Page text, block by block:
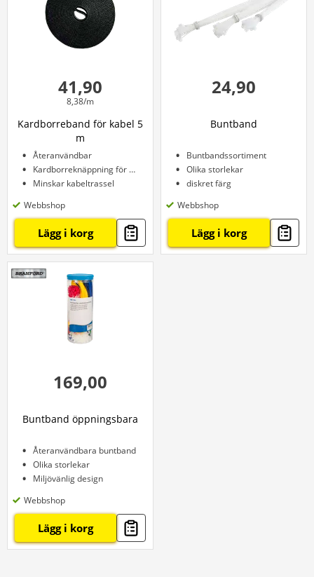
41,90
8,38/m
Kardborreband för kabel 5
m
Återanvändbar
Kardborreknäppning för enkel justering
Minskar kabeltrassel
Webbshop
Lägg i korg
24,90
Buntband
Buntbandssortiment
Olika storlekar
diskret färg
Webbshop
Lägg i korg
169,00
Buntband öppningsbara
Återanvändbara buntband
Olika storlekar
Miljövänlig design
Webbshop
Lägg i korg